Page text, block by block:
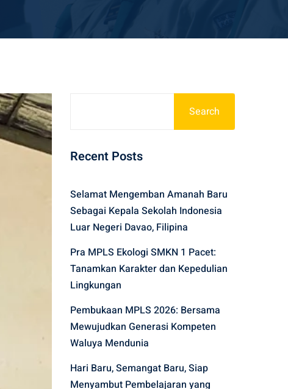
Search
Recent Posts
Selamat Mengemban Amanah Baru
Sebagai Kepala Sekolah Indonesia
Luar Negeri Davao, Filipina
Pra MPLS Ekologi SMKN 1 Pacet:
Tanamkan Karakter dan Kepedulian
Lingkungan
Pembukaan MPLS 2026: Bersama
Mewujudkan Generasi Kompeten
Waluya Mendunia
Hari Baru, Semangat Baru, Siap
Menyambut Pembelajaran yang